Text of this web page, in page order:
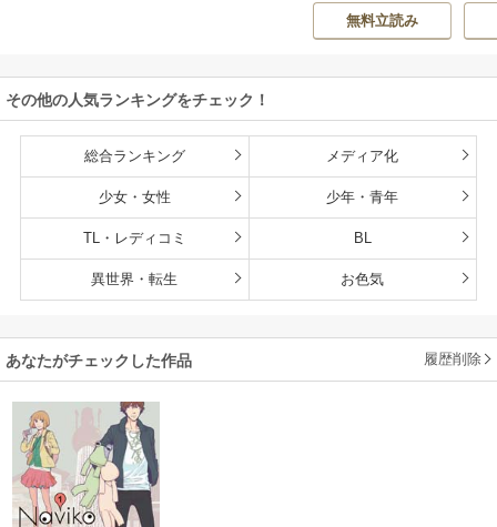
くなるチート能力
持ち転生者だけど
雄たちの母乳で成
房雪/ マップ
無料立読み
その他の人気ランキングをチェック！
総合ランキング メディア化
少女・女性 少年・青年
TL・レディコミ BL
異世界・転生 お色気
あなたがチェックした作品 履歴削除